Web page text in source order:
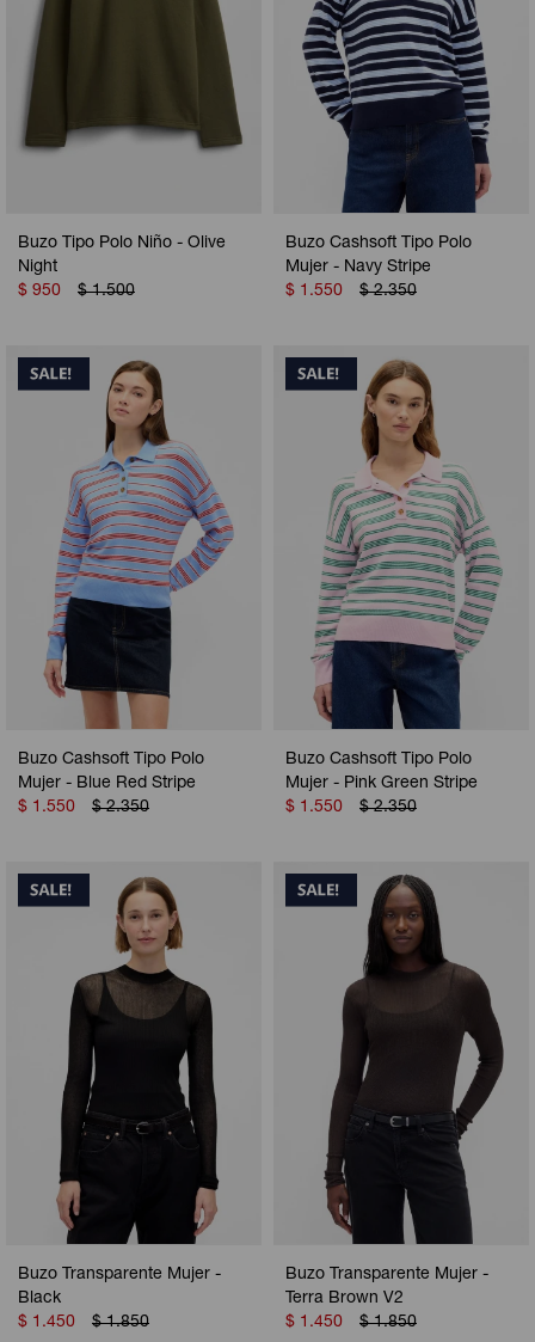
Buzo Tipo Polo Niño - Olive
Night
$ 950 $ 1.500
Buzo Cashsoft Tipo Polo
Mujer - Navy Stripe
$ 1.550 $ 2.350
Buzo Cashsoft Tipo Polo
Mujer - Blue Red Stripe
$ 1.550 $ 2.350
Buzo Cashsoft Tipo Polo
Mujer - Pink Green Stripe
$ 1.550 $ 2.350
Buzo Transparente Mujer -
Black
$ 1.450 $ 1.850
Buzo Transparente Mujer -
Terra Brown V2
$ 1.450 $ 1.850